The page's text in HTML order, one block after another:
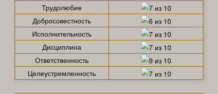
Трудолюбие
Добросовестность
Исполнительность
Дисциплина
Ответственность
Целеустремленность